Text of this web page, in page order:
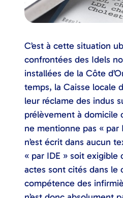
C’est à cette situation
confrontées des Idels
installées de la Côte
temps, la Caisse locale
leur réclame des indus
prélèvement à domicile
ne mentionne pas « par
n’est écrit dans aucun
« par IDE » soit exigible
actes sont cités dans le
compétence des